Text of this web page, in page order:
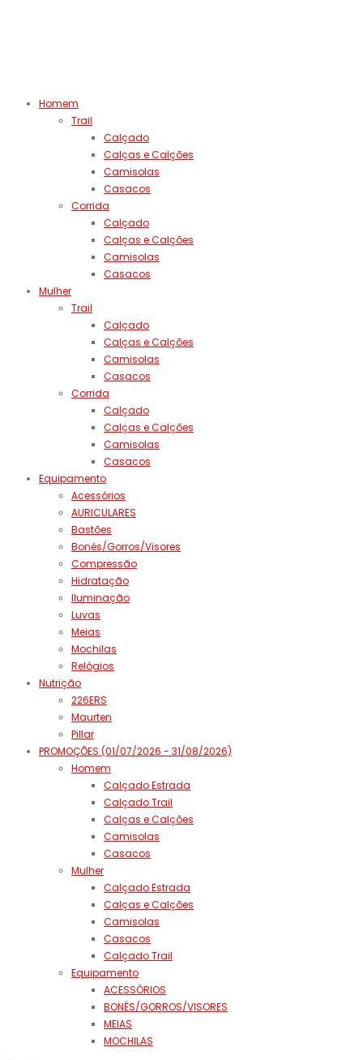
Homem
Trail
Calçado
Calças e Calções
Camisolas
Casacos
Corrida
Calçado
Calças e Calções
Camisolas
Casacos
Mulher
Trail
Calçado
Calças e Calções
Camisolas
Casacos
Corrida
Calçado
Calças e Calções
Camisolas
Casacos
Equipamento
Acessórios
AURICULARES
Bastões
Bonés/Gorros/Visores
Compressão
Hidratação
Iluminação
Luvas
Meias
Mochilas
Relógios
Nutrição
226ERS
Maurten
Pillar
PROMOÇÕES (01/07/2026 - 31/08/2026)
Homem
Calçado Estrada
Calçado Trail
Calças e Calções
Camisolas
Casacos
Mulher
Calçado Estrada
Calças e Calções
Camisolas
Casacos
Calçado Trail
Equipamento
ACESSÓRIOS
BONÉS/GORROS/VISORES
MEIAS
MOCHILAS